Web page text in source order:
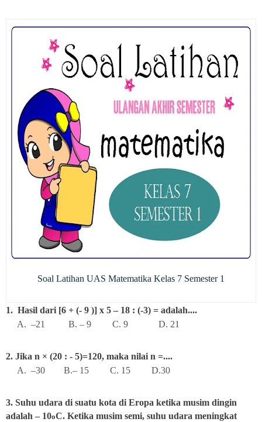
Soal Latihan UAS Matematika Kelas 7 Semester 1
1. Hasil dari [6 + (- 9 )] x 5 – 18 : (-3) = adalah....
A. –21 B. – 9 C. 9 D. 21
2. Jika n × (20 : - 5)=120, maka nilai n =....
A. –30 B.– 15 C. 15 D.30
3. Suhu udara di suatu kota di Eropa ketika musim dingin
adalah – 10oC. Ketika musim semi, suhu udara meningkat